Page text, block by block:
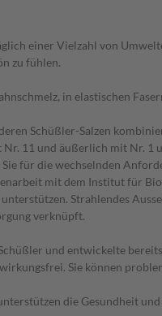
einer Vielzahl von
zu fühlen.
in elastischen
Schüßler-Salzen
11 und äußerlich mit Nr.
für die wechselnden
mit dem Institut für
Strahlendes
verknüpft.
und entwickelte
Sie können
die Gesundheit